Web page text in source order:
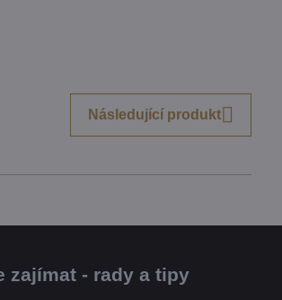
Následující produkt
zajímat - rady a tipy